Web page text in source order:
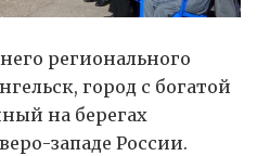
регионального
город с богатой
на берегах
западе России.